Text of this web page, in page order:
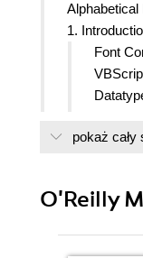
Alphabetical
1.
Font
pokaż
O'Reilly